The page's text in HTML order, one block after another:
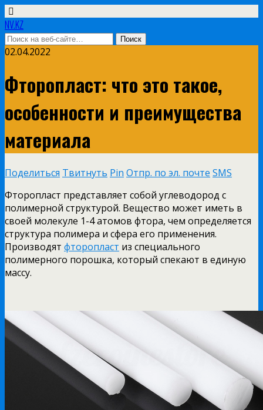
NV.KZ
02.04.2022
Фторопласт: что это такое,
особенности и преимущества
материала
Поделиться Твитнуть Pin Отпр. по эл. почте SMS
Фторопласт представляет собой углеводород с
полимерной структурой. Вещество может иметь в
своей молекуле 1-4 атомов фтора, чем определяется
структура полимера и сфера его применения.
Производят фторопласт из специального
полимерного порошка, который спекают в единую
массу.